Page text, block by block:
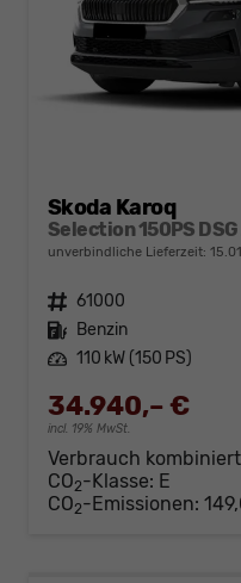
Skoda Karoq
unverbindliche Lieferzeit:
Fahrzeugnr. 61000
Kraftstoff Benzin
Leistung 110 kW (150 PS)
34.940,– €
incl. 19% MwSt.
Verbrauch
CO2-Klasse: E
CO2-Emissionen: